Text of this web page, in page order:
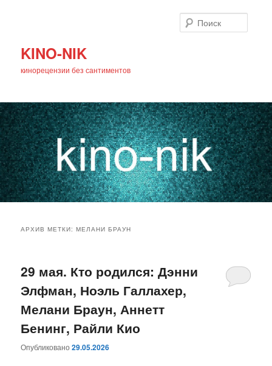
KINO-NIK
кинорецензии без сантиментов
основному
содержимому
дополнительному
содержимому
АРХИВ МЕТКИ:МЕЛАНИ БРАУН
29 мая. Кто родился: Дэнни
Элфман, Ноэль Галлахер,
Мелани Браун, Аннетт
Бенинг, Райли Кио
Опубликовано29.05.2026